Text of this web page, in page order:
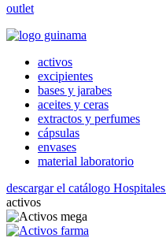
outlet
activos
excipientes
bases y jarabes
aceites y ceras
extractos y perfumes
cápsulas
envases
material laboratorio
descargar el catálogo Hospitales
activos